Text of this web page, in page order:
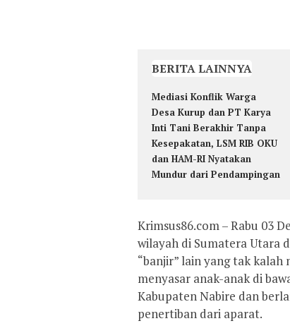
BERITA LAINNYA
Mediasi Konflik Warga
Desa Kurup dan PT Karya
Inti Tani Berakhir Tanpa
Kesepakatan, LSM RIB OKU
dan HAM-RI Nyatakan
Mundur dari Pendampingan
Krimsus86.com – Rabu 03
wilayah di Sumatera Utara
“banjir” lain yang tak
menyasar anak-anak di
Kabupaten Nabire dan
penertiban dari aparat.